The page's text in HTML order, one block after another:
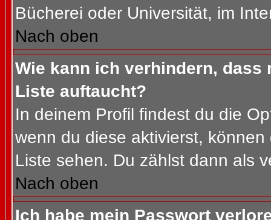
Bücherei oder Universität, im
Nach oben
Wie kann ich verhindern, dass
Liste auftaucht?
In deinem Profil findest du die
wenn du diese aktivierst,
Liste sehen. Du zählst dann als
Nach oben
Ich habe mein Passwort